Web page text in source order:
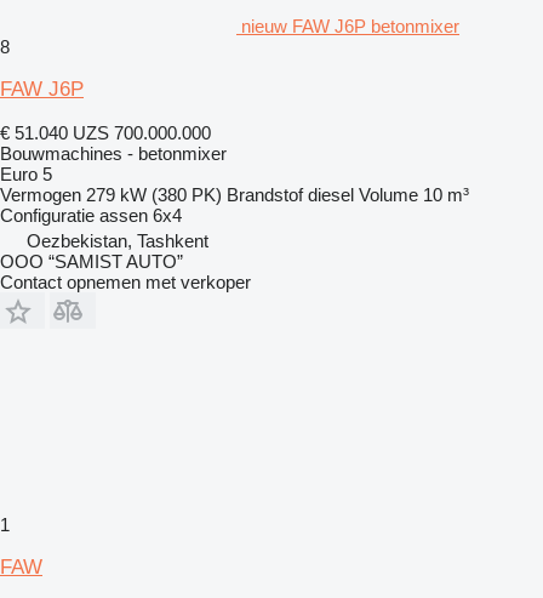
nieuw FAW J6P betonmixer
8
FAW J6P
€ 51.040 UZS 700.000.000
Bouwmachines - betonmixer
Euro 5
Vermogen 279 kW (380 PK) Brandstof diesel Volume 10 m³
Configuratie assen 6x4
Oezbekistan, Tashkent
OOO “SAMIST AUTO”
Contact opnemen met verkoper
1
FAW